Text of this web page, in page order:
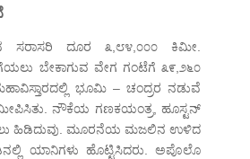
ಸರಾಸರಿ ದೂರ ೩,೮೪,೦೦೦ ಕಿಮೀ.
ಬೇಕಾಗುವ ವೇಗ ಗಂಟೆಗೆ ೩೯,೨೬೦
ಭೂಮಿ – ಚಂದ್ರರ ನಡುವೆ
ನೌಕೆಯ ಗಣಕಯಂತ್ರ, ಹೂಸ್ಟನ್
ಹಿಡಿದುವು. ಮೂರನೆಯ ಮಜಲಿನ ಉಳಿದ
ಯಾನಿಗಳು ಹೊಟ್ಟಿಸಿದರು. ಅಪೊಲೊ